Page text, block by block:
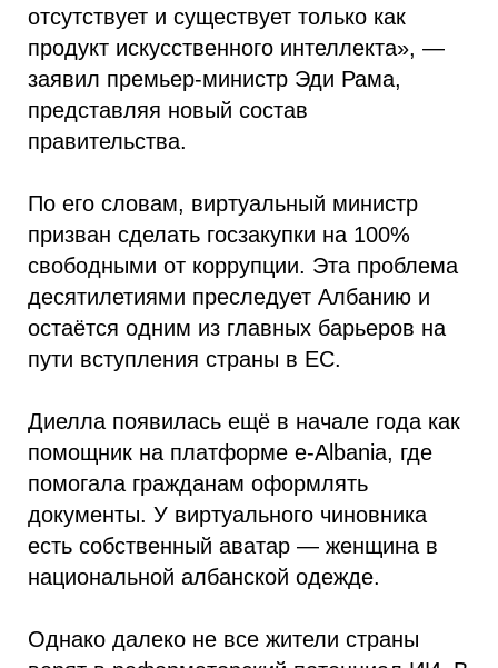
отсутствует и существует только как
продукт искусственного интеллекта», —
заявил премьер-министр Эди Рама,
представляя новый состав
правительства.
По его словам, виртуальный министр
призван сделать госзакупки на 100%
свободными от коррупции. Эта проблема
десятилетиями преследует Албанию и
остаётся одним из главных барьеров на
пути вступления страны в ЕС.
Диелла появилась ещё в начале года как
помощник на платформе e-Albania, где
помогала гражданам оформлять
документы. У виртуального чиновника
есть собственный аватар — женщина в
национальной албанской одежде.
Однако далеко не все жители страны